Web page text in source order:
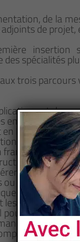
de la
de
insertion
spécialités
trois
et des
en Métrologie,
Métrologie,
ou à la
et en
et
en
en Contrôle-
mener des
s'insérer
pour